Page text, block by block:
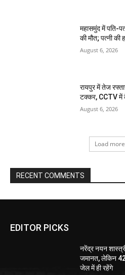
महासमुंद में पति-
की मौत; पत्नी की
August 6, 2026
रायपुर में तेज
टक्कर, CCTV में
August 6, 2026
Load more
RECENT COMMENTS
EDITOR PICKS
नरेंद्र नयन
जमानत, लेकिन
जेल में ही रहेंगे